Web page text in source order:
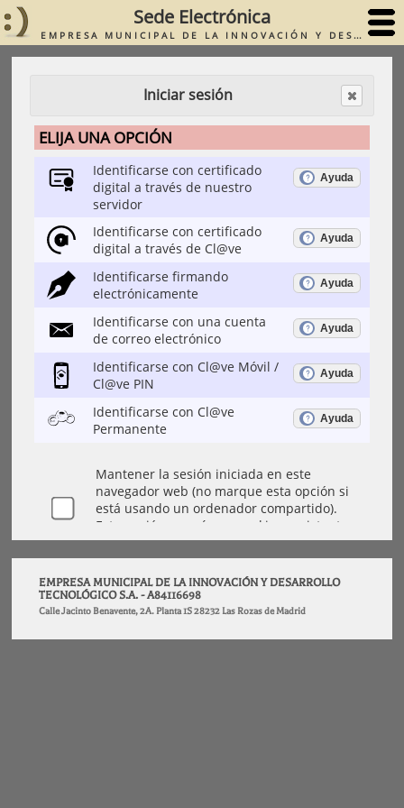
Sede Electrónica
EMPRESA MUNICIPAL DE LA INNOVACIÓN Y DESARROLLO TECNOLÓGICO S.A.
Iniciar sesión
EMPRESA MUNICIPAL DE LA INNOVACIÓN Y DESARROLLO
TECNOLÓGICO S.A. - A84116698
Calle Jacinto Benavente, 2A. Planta 1S 28232 Las Rozas de Madrid